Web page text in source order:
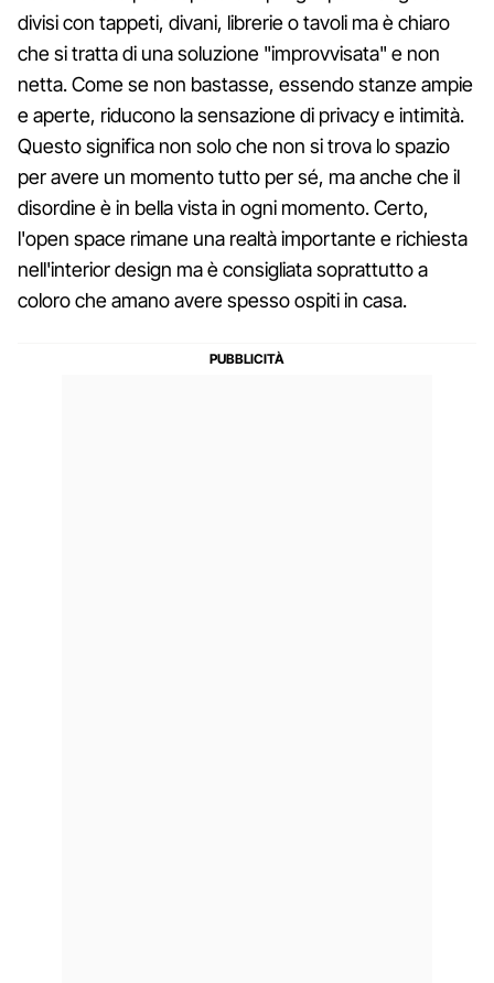
divisi con tappeti, divani, librerie o tavoli ma è chiaro
che si tratta di una soluzione "improvvisata" e non
netta. Come se non bastasse, essendo stanze ampie
e aperte, riducono la sensazione di privacy e intimità.
Questo significa non solo che non si trova lo spazio
per avere un momento tutto per sé, ma anche che il
disordine è in bella vista in ogni momento. Certo,
l'open space rimane una realtà importante e richiesta
nell'interior design ma è consigliata soprattutto a
coloro che amano avere spesso ospiti in casa.